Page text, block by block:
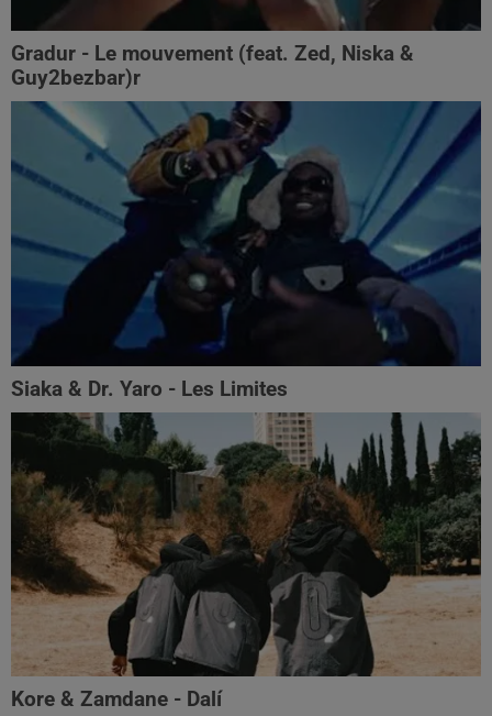
Gradur - Le mouvement (feat. Zed, Niska &
Guy2bezbar)r
Siaka & Dr. Yaro - Les Limites
Kore & Zamdane - Dalí